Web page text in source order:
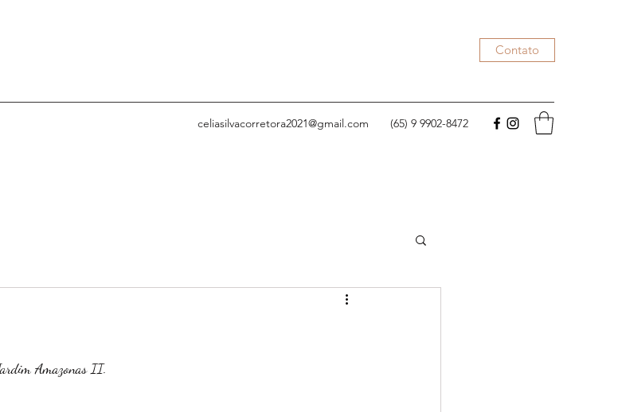
Contato
celiasilvacorretora2021@gmail.com (65) 9 9902-8472
Amazonas II.